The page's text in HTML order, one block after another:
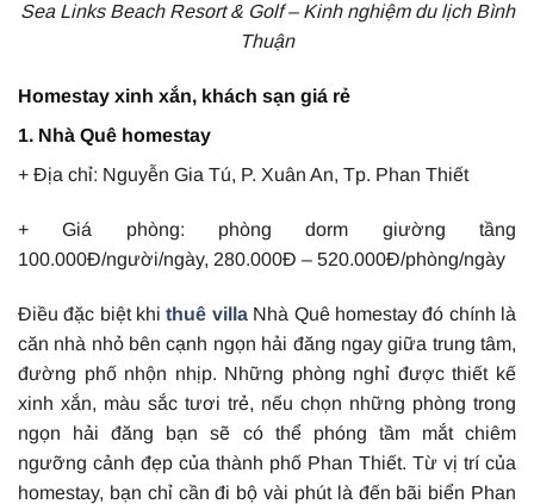
Sea Links Beach Resort & Golf – Kinh nghiệm du lịch Bình
Thuận
Homestay xinh xắn, khách sạn giá rẻ
1. Nhà Quê homestay
+ Địa chỉ: Nguyễn Gia Tú, P. Xuân An, Tp. Phan Thiết
+ Giá phòng: phòng dorm giường tầng
100.000Đ/người/ngày, 280.000Đ – 520.000Đ/phòng/ngày
Điều đặc biệt khithuê villaNhà Quê homestay đó chính là
căn nhà nhỏ bên cạnh ngọn hải đăng ngay giữa trung tâm,
đường phố nhộn nhịp. Những phòng nghỉ được thiết kế
xinh xắn, màu sắc tươi trẻ, nếu chọn những phòng trong
ngọn hải đăng bạn sẽ có thể phóng tầm mắt chiêm
ngưỡng cảnh đẹp của thành phố Phan Thiết. Từ vị trí của
homestay, bạn chỉ cần đi bộ vài phút là đến bãi biển Phan